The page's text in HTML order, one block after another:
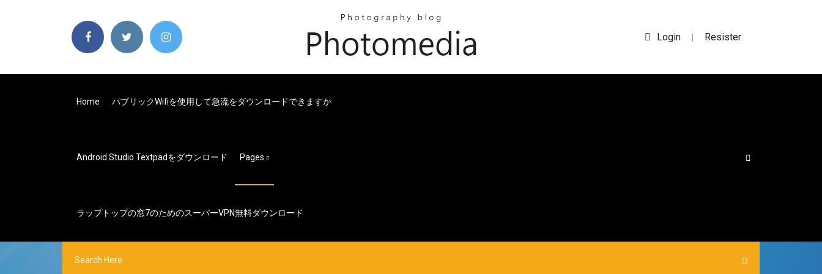
Login | Resister
Home パブリックwifiを使用して急流をダウンロードできますか
Android Studio Textpadをダウンロード Pages
ラップトップの窓7のためのスーパーVPN無料ダウンロード